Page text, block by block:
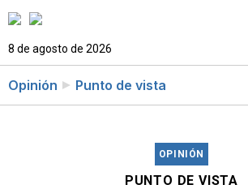
8 de agosto de 2026
Opinión Punto de vista
OPINIÓN
PUNTO DE VISTA